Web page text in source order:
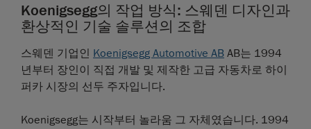
Koenigsegg의 작업 방식: 스웨덴 디자인과
환상적인 기술 솔루션의 조합
스웨덴 기업인 Koenigsegg Automotive AB AB는 1994
년부터 장인이 직접 개발 및 제작한 고급 자동차로 하이
퍼카 시장의 선두 주자입니다.
Koenigsegg는 시작부터 놀라움 그 자체였습니다. 1994